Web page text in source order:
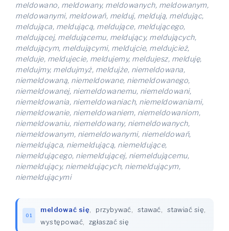
meldowano, meldowany, meldowanych, meldowanym,
meldowanymi, meldowań, melduj, meldują, meldując,
meldująca, meldującą, meldujące, meldującego,
meldującej, meldującemu, meldujący, meldujących,
meldującym, meldującymi, meldujcie, meldujcież,
melduje, meldujecie, meldujemy, meldujesz, melduję,
meldujmy, meldujmyż, meldujże, niemeldowana,
niemeldowaną, niemeldowane, niemeldowanego,
niemeldowanej, niemeldowanemu, niemeldowani,
niemeldowania, niemeldowaniach, niemeldowaniami,
niemeldowanie, niemeldowaniem, niemeldowaniom,
niemeldowaniu, niemeldowany, niemeldowanych,
niemeldowanym, niemeldowanymi, niemeldowań,
niemeldująca, niemeldującą, niemeldujące,
niemeldującego, niemeldującej, niemeldującemu,
niemeldujący, niemeldujących, niemeldującym,
niemeldującymi
01
meldować się przybywać stawać stawiać się
występować
zgłaszać się